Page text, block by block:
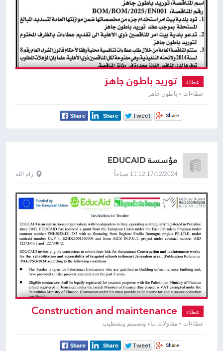
عطاء توريد باطون جاهز
عطاءات » باطون جاهز
مؤسسة EDUCAID
17/12/2024 11:12 صباحاً رام الله
عطاء Construction and maintenance
works
عطاءات » مقاولات بناء وتصميم وتشطيب